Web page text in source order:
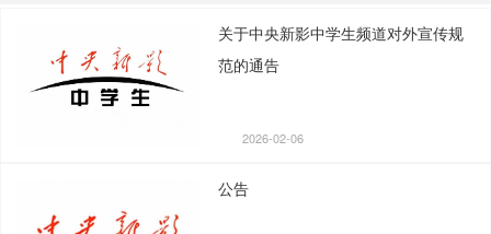
关于中央新影中学生频道对外宣传规
范的通告
2026-02-06
公告